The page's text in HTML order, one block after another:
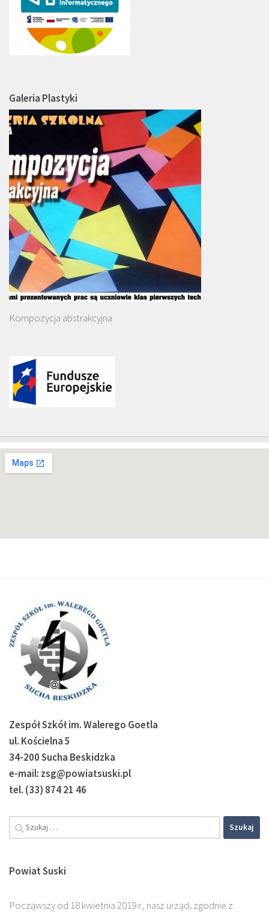
Galeria Plastyki
Kompozycja abstrakcyjna
Zespół Szkół im. Walerego Goetla
ul. Kościelna 5
34-200 Sucha Beskidzka
e-mail: zsg@powiatsuski.pl
tel. (33) 874 21 46
Powiat Suski
Począwszy od 18 kwietnia 2019 r., nasz urząd, zgodnie z